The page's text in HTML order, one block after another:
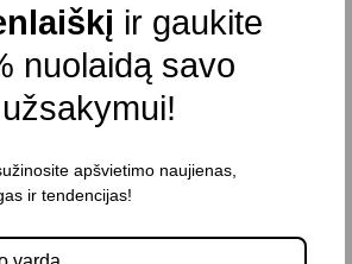
Juoda
IP20
25 – 30 d. d.
ir gaukite
nuolaidą savo
užsakymui!
apšvietimo naujienas,
ir tendencijas!